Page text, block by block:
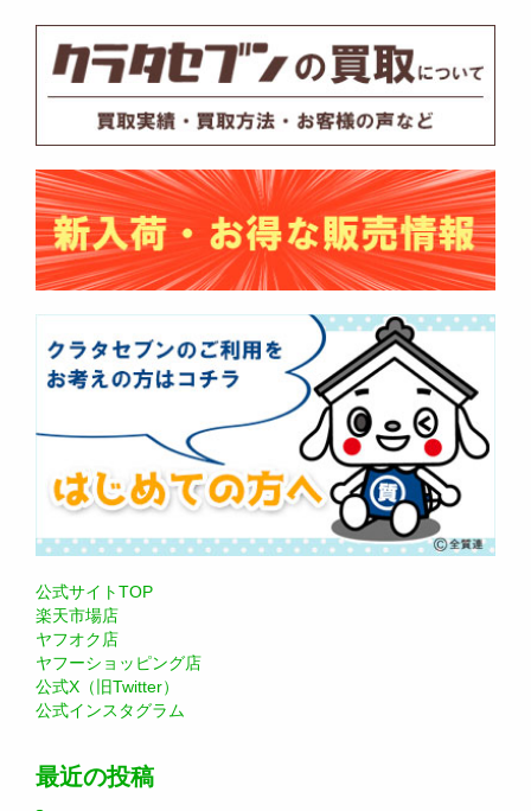
公式サイトTOP
楽天市場店
ヤフオク店
ヤフーショッピング店
公式X（旧Twitter）
公式インスタグラム
最近の投稿